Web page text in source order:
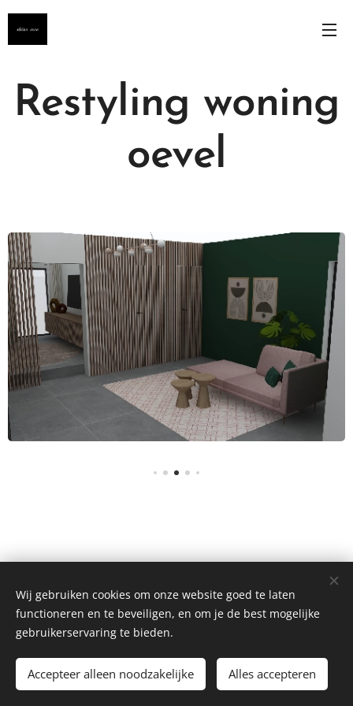
Restyling woning
oevel
Atelier Sosu
Ontwerpburo Jolijn & Nele Deceulaer
Mogelijk gemaakt doorWebnode Cookies
Wij gebruiken cookies om onze website goed te laten
functioneren en te beveiligen, en om je de best mogelijke
gebruikerservaring te bieden.
Accepteer alleen noodzakelijke Alles accepteren